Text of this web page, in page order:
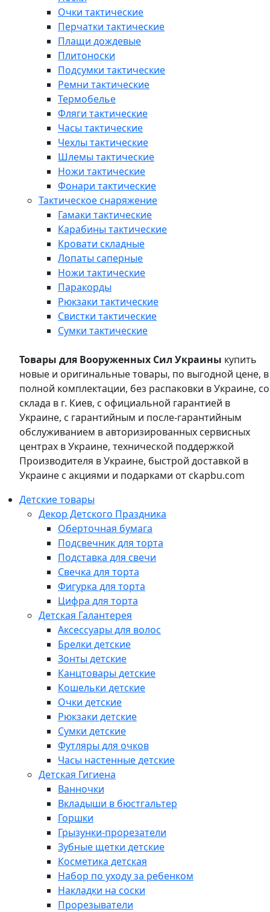
Очки тактические
Перчатки тактические
Плащи дождевые
Плитоноски
Подсумки тактические
Ремни тактические
Термобелье
Фляги тактические
Часы тактические
Чехлы тактические
Шлемы тактические
Ножи тактические
Фонари тактические
Тактическое снаряжение
Гамаки тактические
Карабины тактические
Кровати складные
Лопаты саперные
Ножи тактические
Паракорды
Рюкзаки тактические
Свистки тактические
Сумки тактические
Товары для Вооруженных Сил Украины купить
новые и оригинальные товары, по выгодной цене, в
полной комплектации, без распаковки в Украине, со
склада в г. Киев, с официальной гарантией в
Украине, с гарантийным и после-гарантийным
обслуживанием в авторизированных сервисных
центрах в Украине, технической поддержкой
Производителя в Украине, быстрой доставкой в
Украине с акциями и подарками от ckapbu.com
Детские товары
Декор Детского Праздника
Оберточная бумага
Подсвечник для торта
Подставка для свечи
Свечка для торта
Фигурка для торта
Цифра для торта
Детская Галантерея
Аксессуары для волос
Брелки детские
Зонты детские
Канцтовары детские
Кошельки детские
Очки детские
Рюкзаки детские
Сумки детские
Футляры для очков
Часы настенные детские
Детская Гигиена
Ванночки
Вкладыши в бюстгальтер
Горшки
Грызунки-прорезатели
Зубные щетки детские
Косметика детская
Набор по уходу за ребенком
Накладки на соски
Прорезыватели